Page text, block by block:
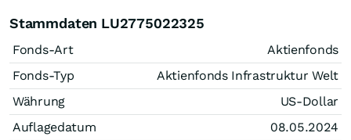
Stammdaten LU2775022325
Fonds-Art
Aktienfonds
Fonds-Typ
Aktienfonds Infrastruktur Welt
Währung
US-Dollar
Auflagedatum
08.05.2024